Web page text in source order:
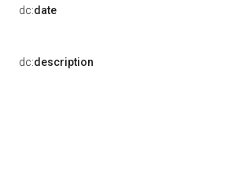
dc:date
dc:description